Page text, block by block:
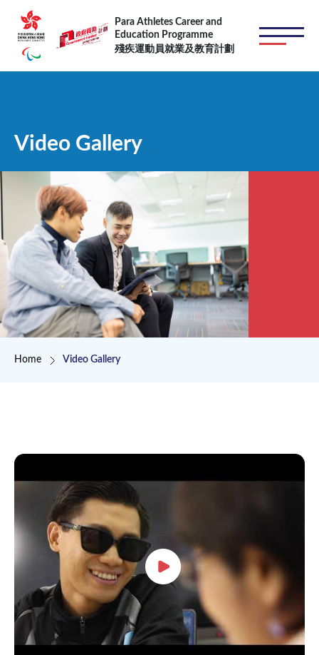
Skip to main content
Para Athletes Career and
Education Programme
殘疾運動員就業及教育計劃
Video Gallery
Breadcrumb
Home Video Gallery